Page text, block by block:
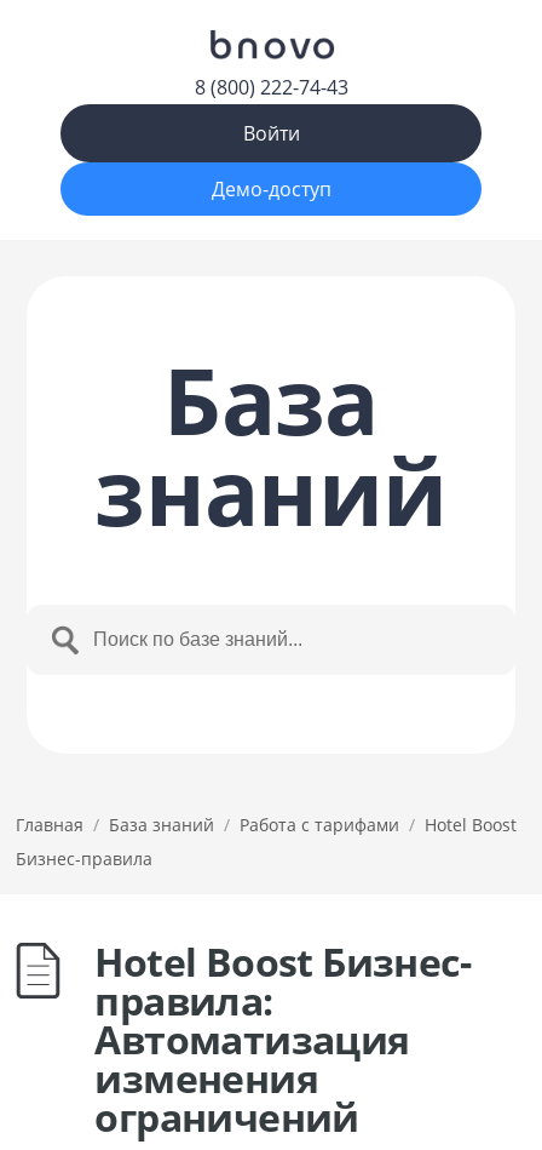
8 (800) 222-74-43
Войти
Демо-доступ
База
знаний
Главная / База знаний / Работа с тарифами / Hotel Boost
Бизнес-правила
Hotel Boost Бизнес-
правила:
Автоматизация
изменения
ограничений